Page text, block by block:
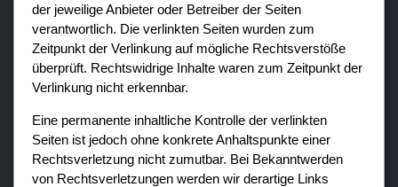
der jeweilige Anbieter oder Betreiber der Seiten
verantwortlich. Die verlinkten Seiten wurden zum
Zeitpunkt der Verlinkung auf mögliche Rechtsverstöße
überprüft. Rechtswidrige Inhalte waren zum Zeitpunkt der
Verlinkung nicht erkennbar.
Eine permanente inhaltliche Kontrolle der verlinkten
Seiten ist jedoch ohne konkrete Anhaltspunkte einer
Rechtsverletzung nicht zumutbar. Bei Bekanntwerden
von Rechtsverletzungen werden wir derartige Links